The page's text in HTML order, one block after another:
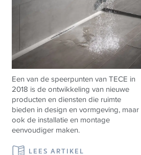
Een van de speerpunten van TECE in
2018 is de ontwikkeling van nieuwe
producten en diensten die ruimte
bieden in design en vormgeving, maar
ook de installatie en montage
eenvoudiger maken.
LEES ARTIKEL